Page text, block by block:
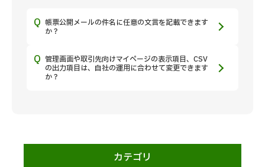
帳票公開メールの件名に任意の文言を記載できます
か？
管理画面や取引先向けマイページの表示項目、CSV
の出力項目は、自社の運用に合わせて変更できます
か？
カテゴリ